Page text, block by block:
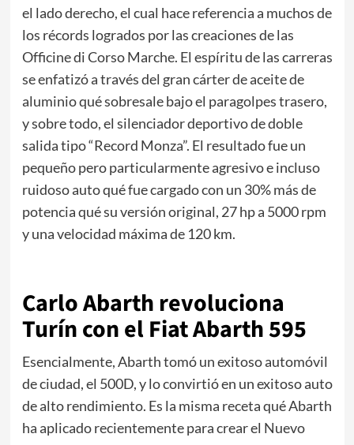
el lado derecho, el cual hace referencia a muchos de
los récords logrados por las creaciones de las
Officine di Corso Marche. El espíritu de las carreras
se enfatizó a través del gran cárter de aceite de
aluminio qué sobresale bajo el paragolpes trasero,
y sobre todo, el silenciador deportivo de doble
salida tipo “Record Monza”. El resultado fue un
pequeño pero particularmente agresivo e incluso
ruidoso auto qué fue cargado con un 30% más de
potencia qué su versión original, 27 hp a 5000 rpm
y una velocidad máxima de 120 km.
Carlo Abarth revoluciona
Turín con el Fiat Abarth 595
Esencialmente, Abarth tomó un exitoso automóvil
de ciudad, el 500D, y lo convirtió en un exitoso auto
de alto rendimiento. Es la misma receta qué Abarth
ha aplicado recientemente para crear el Nuevo